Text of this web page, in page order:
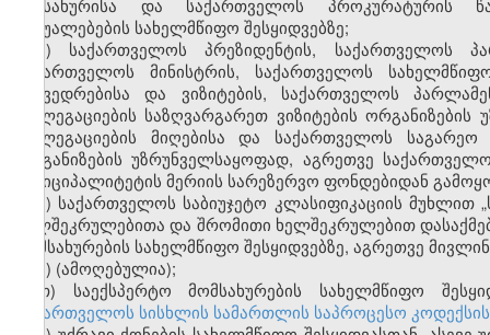
სამსახურისა და საქართველოს პროკურატურის
საშუალებების სახელმწიფო შესყიდვებზე;
ე) საქართველოს პრეზიდენტის, საქართველოს
საქართველოს მინისტრის, საქართველოს
შეხვედრებისა და ვიზიტების, საქართველოს
დელეგაციების საზღვარგარეთ ვიზიტების
დელეგაციების მიღებისა და საქართველოს საგარეო
ორგანიზების უზრუნველსაყოფად, აგრეთვე
მუნიციპალიტეტის მერიის სარეზერვო ფონდებიდან
ვ) საქართველოს საბიუჯეტო კლასიფიკაციის მუხლით
ხელშეკრულებითა და შრომითი ხელშეკრულებით
მომსახურების სახელმწიფო შესყიდვებზე, აგრეთვე
ზ) (ამოღებულია);
თ) საექსპერტო მომსახურების სახელმწიფო
საქართველოს სისხლის სამართლის საპროცესო კოდექსის